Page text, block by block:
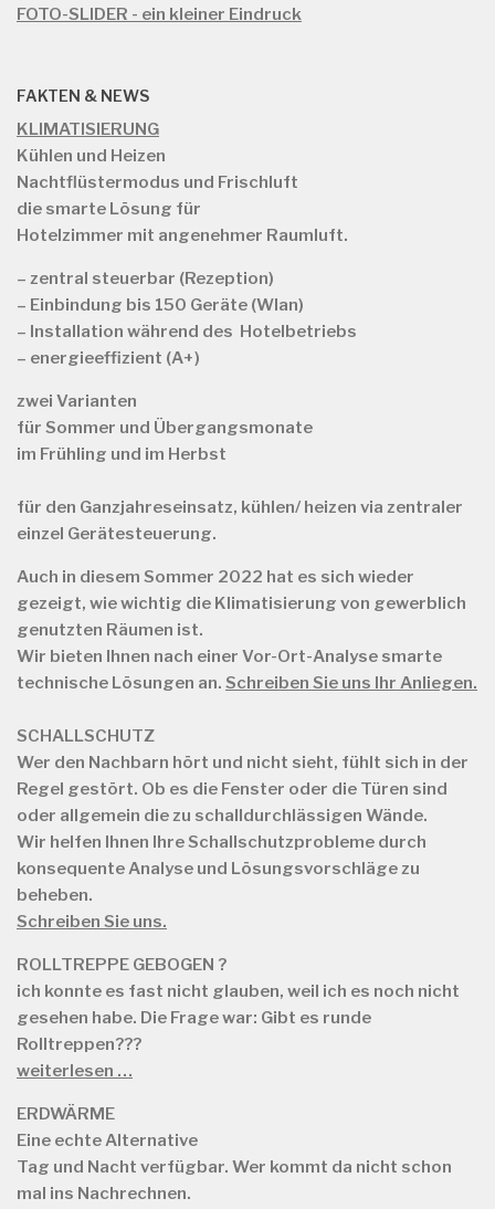
FOTO-SLIDER - ein kleiner Eindruck
FAKTEN & NEWS
KLIMATISIERUNG
Kühlen und Heizen
Nachtflüstermodus und Frischluft
die smarte Lösung für
Hotelzimmer mit angenehmer Raumluft.
– zentral steuerbar (Rezeption)
– Einbindung bis 150 Geräte (Wlan)
– Installation während des Hotelbetriebs
– energieeffizient (A+)
zwei Varianten
für Sommer und Übergangsmonate
im Frühling und im Herbst
für den Ganzjahreseinsatz, kühlen/ heizen via zentraler
einzel Gerätesteuerung.
Auch in diesem Sommer 2022 hat es sich wieder
gezeigt, wie wichtig die Klimatisierung von gewerblich
genutzten Räumen ist.
Wir bieten Ihnen nach einer Vor-Ort-Analyse smarte
technische Lösungen an. Schreiben Sie uns Ihr Anliegen.
SCHALLSCHUTZ
Wer den Nachbarn hört und nicht sieht, fühlt sich in der
Regel gestört. Ob es die Fenster oder die Türen sind
oder allgemein die zu schalldurchlässigen Wände.
Wir helfen Ihnen Ihre Schallschutzprobleme durch
konsequente Analyse und Lösungsvorschläge zu
beheben.
Schreiben Sie uns.
ROLLTREPPE GEBOGEN ?
ich konnte es fast nicht glauben, weil ich es noch nicht
gesehen habe. Die Frage war: Gibt es runde
Rolltreppen???
weiterlesen …
ERDWÄRME
Eine echte Alternative
Tag und Nacht verfügbar. Wer kommt da nicht schon
mal ins Nachrechnen.